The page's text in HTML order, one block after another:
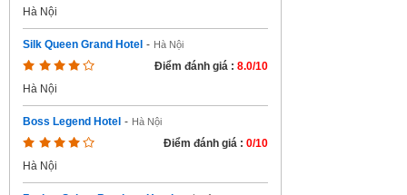
Hà Nội
Silk Queen Grand Hotel - Hà Nội
Điểm đánh giá : 8.0/10
Hà Nội
Boss Legend Hotel - Hà Nội
Điểm đánh giá : 0/10
Hà Nội